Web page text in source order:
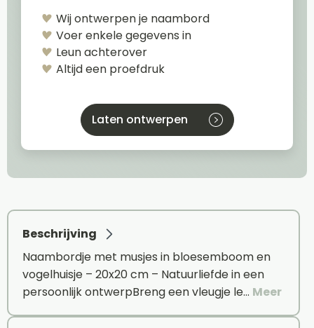
Wij ontwerpen je naambord
Voer enkele gegevens in
Leun achterover
Altijd een proefdruk
Laten ontwerpen
Beschrijving
Naambordje met musjes in bloesemboom en
vogelhuisje – 20x20 cm – Natuurliefde in een
persoonlijk ontwerpBreng een vleugje le… Meer